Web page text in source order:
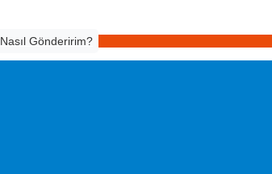
Nasıl Gönderirim?